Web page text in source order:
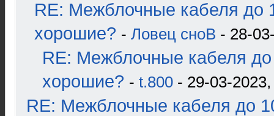
RE: Межблочные кабеля до
хорошие? - Ловец сноВ - 28-
RE: Межблочные кабеля до
хорошие? - t.800 - 29-03-
RE: Межблочные кабеля до